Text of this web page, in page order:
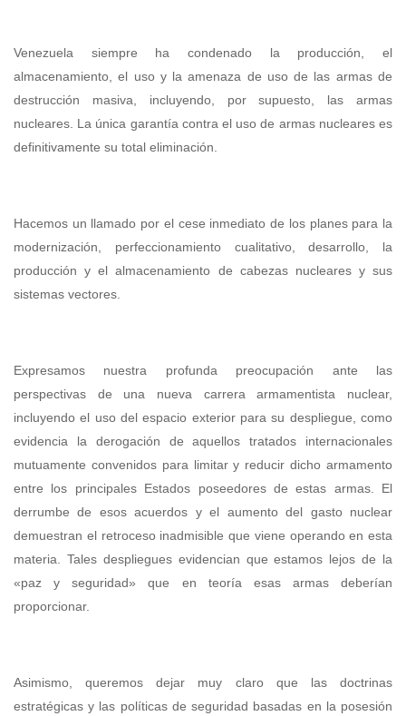
Venezuela siempre ha condenado la producción, el
almacenamiento, el uso y la amenaza de uso de las armas de
destrucción masiva, incluyendo, por supuesto, las armas
nucleares. La única garantía contra el uso de armas nucleares es
definitivamente su total eliminación.
Hacemos un llamado por el cese inmediato de los planes para la
modernización, perfeccionamiento cualitativo, desarrollo, la
producción y el almacenamiento de cabezas nucleares y sus
sistemas vectores.
Expresamos nuestra profunda preocupación ante las
perspectivas de una nueva carrera armamentista nuclear,
incluyendo el uso del espacio exterior para su despliegue, como
evidencia la derogación de aquellos tratados internacionales
mutuamente convenidos para limitar y reducir dicho armamento
entre los principales Estados poseedores de estas armas. El
derrumbe de esos acuerdos y el aumento del gasto nuclear
demuestran el retroceso inadmisible que viene operando en esta
materia. Tales despliegues evidencian que estamos lejos de la
«paz y seguridad» que en teoría esas armas deberían
proporcionar.
Asimismo, queremos dejar muy claro que las doctrinas
estratégicas y las políticas de seguridad basadas en la posesión